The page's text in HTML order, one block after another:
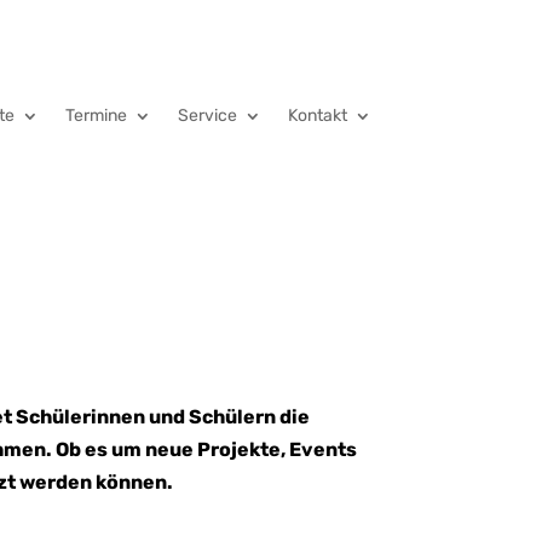
Termine Service Kontakt
Schülerinnen und Schülern die
Ob es um neue Projekte, Events
werden können.